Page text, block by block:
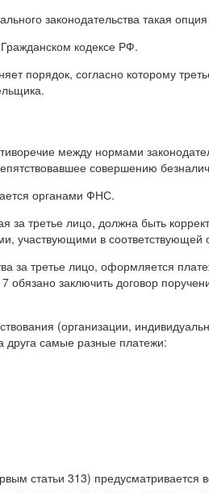
законодательства такая
кодексе РФ.
порядок, согласно которому
между нормами
совершению
органами ФНС.
за третье лицо, должна быть
участвующими в соответствующей
за третье лицо, оформляется
обязано заключить договор
(организации,
друга самые разные платежи:
статьи 313) предусматривается